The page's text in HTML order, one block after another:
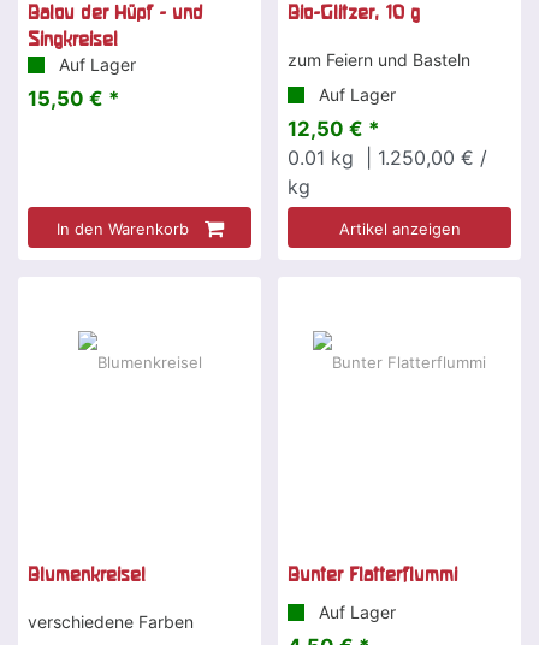
Balou der Hüpf - und
Singkreisel
Auf Lager
15,50 € *
In den Warenkorb
Bio-Glitzer, 10 g
zum Feiern und Basteln
Auf Lager
12,50 € *
0.01 kg
| 1.250,00 € /
kg
Artikel anzeigen
Blumenkreisel
verschiedene Farben
Bunter Flatterflummi
Auf Lager